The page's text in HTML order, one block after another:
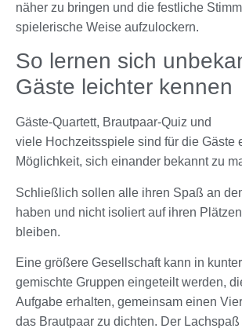
näher zu bringen und die festliche
spielerische Weise aufzulockern.
So lernen sich
Gäste leichter kennen
Gäste-Quartett, Brautpaar-Quiz und
viele Hochzeitsspiele sind für die Gäste
Möglichkeit, sich einander bekannt zu
Schließlich sollen alle ihren Spaß an
haben und nicht isoliert auf ihren
bleiben.
Eine größere Gesellschaft kann in
gemischte Gruppen eingeteilt werden,
Aufgabe erhalten, gemeinsam einen
das Brautpaar zu dichten. Der